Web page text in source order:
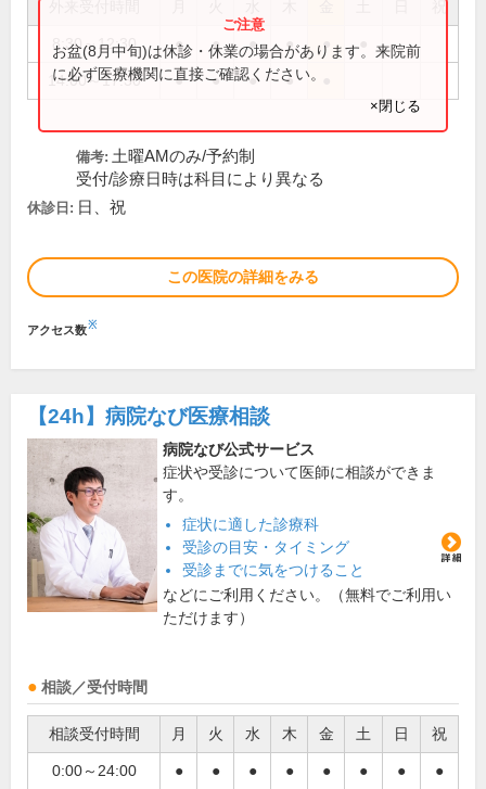
祝
8:30～12:30 ● ● ● ● ●
14:00～17:30 ● ● ● ●
お盆(8月中旬)は休診・休業の場合があります。来院前
に必ず医療機関に直接ご確認ください。
×閉じる
備考: 土曜AMのみ/予約制
受付/診療日時は科目により異なる
休診日: 日、祝
この医院の詳細をみる
アクセス数※
【24h】 病院なび医療相談
病院なび公式サービス
症状や受診について医師に相談ができま
す。
症状に適した診療科
受診の目安・タイミング
受診までに気をつけること
などにご利用ください。（無料でご利用い
ただけます）
相談／受付時間
相談受付時間 月 火 水 木 金 土 日 祝
0:00～24:00 ● ● ● ● ● ● ● ●